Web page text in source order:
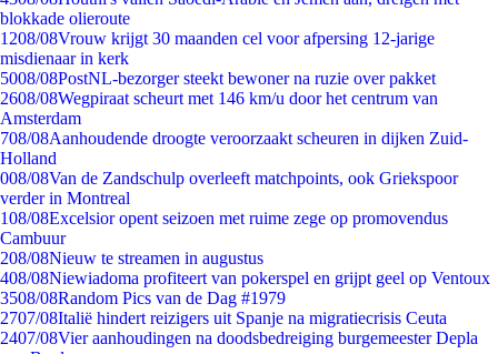
blokkade olieroute
1208/08Vrouw krijgt 30 maanden cel voor afpersing 12-jarige
misdienaar in kerk
5008/08PostNL-bezorger steekt bewoner na ruzie over pakket
2608/08Wegpiraat scheurt met 146 km/u door het centrum van
Amsterdam
708/08Aanhoudende droogte veroorzaakt scheuren in dijken Zuid-
Holland
008/08Van de Zandschulp overleeft matchpoints, ook Griekspoor
verder in Montreal
108/08Excelsior opent seizoen met ruime zege op promovendus
Cambuur
208/08Nieuw te streamen in augustus
408/08Niewiadoma profiteert van pokerspel en grijpt geel op Ventoux
3508/08Random Pics van de Dag #1979
2707/08Italië hindert reizigers uit Spanje na migratiecrisis Ceuta
2407/08Vier aanhoudingen na doodsbedreiging burgemeester Depla